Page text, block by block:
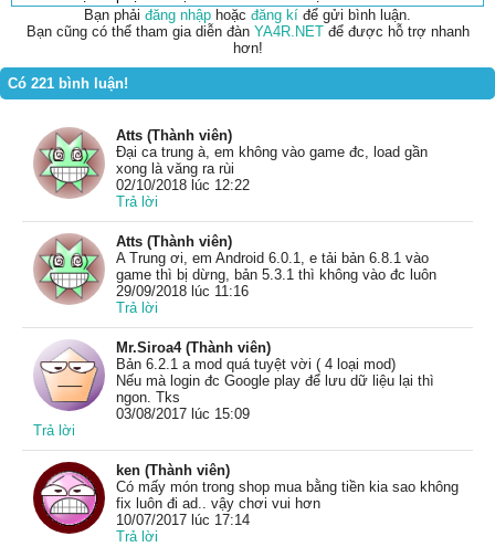
Bạn phải đăng nhập hoặc đăng kí để gửi bình luận.
Bạn cũng có thể tham gia diễn đàn YA4R.NETđể được hỗ trợ nhanh
hơn!
Có 221 bình luận!
Atts (Thành viên)
Đại ca trung à, em không vào game đc, load gần
xong là văng ra rùi
02/10/2018 lúc 12:22
Trả lời
Atts (Thành viên)
A Trung ơi, em Android 6.0.1, e tải bản 6.8.1 vào
game thì bị dừng, bản 5.3.1 thì không vào đc luôn
29/09/2018 lúc 11:16
Trả lời
Mr.Siroa4 (Thành viên)
Bản 6.2.1 a mod quá tuyệt vời ( 4 loại mod)
Nếu mà login đc Google play để lưu dữ liệu lại thì
ngon. Tks
03/08/2017 lúc 15:09
Trả lời
ken (Thành viên)
Có mấy món trong shop mua bằng tiền kia sao không
fix luôn đi ad.. vậy chơi vui hơn
10/07/2017 lúc 17:14
Trả lời